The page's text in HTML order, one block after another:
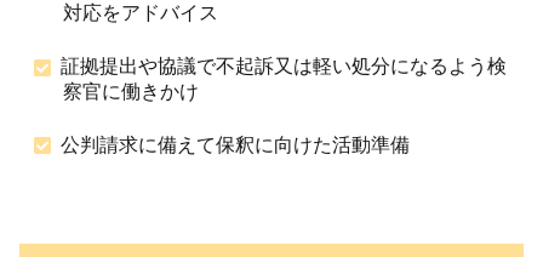
対応をアドバイス
証拠提出や協議で不起訴又は軽い処分になるよう検
察官に働きかけ
公判請求に備えて保釈に向けた活動準備